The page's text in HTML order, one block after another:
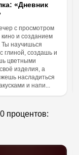
«Дневник
с просмотром
и созданием
Ты научишься
глиной, создашь и
цветными
изделия, а
насладиться
и напи...
процентов: